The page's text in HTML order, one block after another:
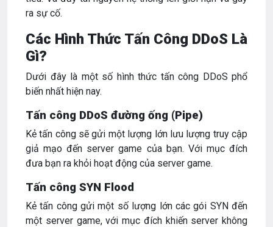
ra sự cố.
Các Hình Thức Tấn Công DDoS Là
Gì?
Dưới đây là một số hình thức tấn công DDoS phổ
biến nhất hiện nay.
Tấn công DDoS đường ống (Pipe)
Kẻ tấn công sẽ gửi một lượng lớn lưu lượng truy cập
giả mạo đến server game của bạn. Với mục đích
đưa bạn ra khỏi hoạt động của server game.
Tấn công SYN Flood
Kẻ tấn công gửi một số lượng lớn các gói SYN đến
một server game, với mục đích khiến server không